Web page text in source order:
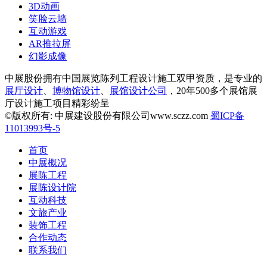
3D动画
笑脸云墙
互动游戏
AR推拉屏
幻影成像
中展股份拥有中国展览陈列工程设计施工双甲资质，是专业的
展厅设计
博物馆设计 展馆设计公司
，20年500多个展馆展
厅设计施工项目精彩纷呈
©版权所有: 中展建设股份有限公司www.sczz.com 蜀ICP备
11013993号-5
首页
中展概况
展陈工程
展陈设计院
互动科技
文旅产业
装饰工程
合作动态
联系我们